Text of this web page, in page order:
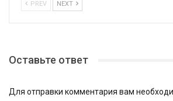
PREV NEXT
Оставьте ответ
Для отправки комментария вам